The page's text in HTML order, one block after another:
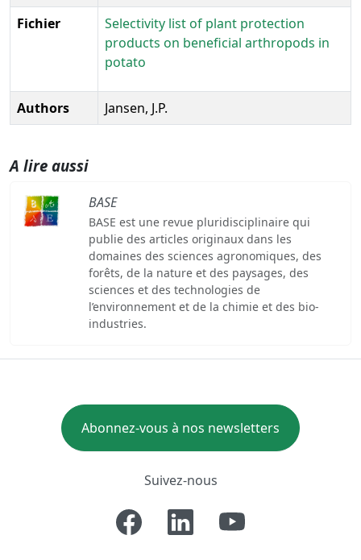
Fichier
Selectivity list of plant protection
products on beneficial arthropods in
potato
Authors Jansen, J.P.
A lire aussi
BASE
BASE est une revue pluridisciplinaire qui
publie des articles originaux dans les
domaines des sciences agronomiques, des
forêts, de la nature et des paysages, des
sciences et des technologies de
l’environnement et de la chimie et des bio-
industries.
Abonnez-vous à nos newsletters
Suivez-nous